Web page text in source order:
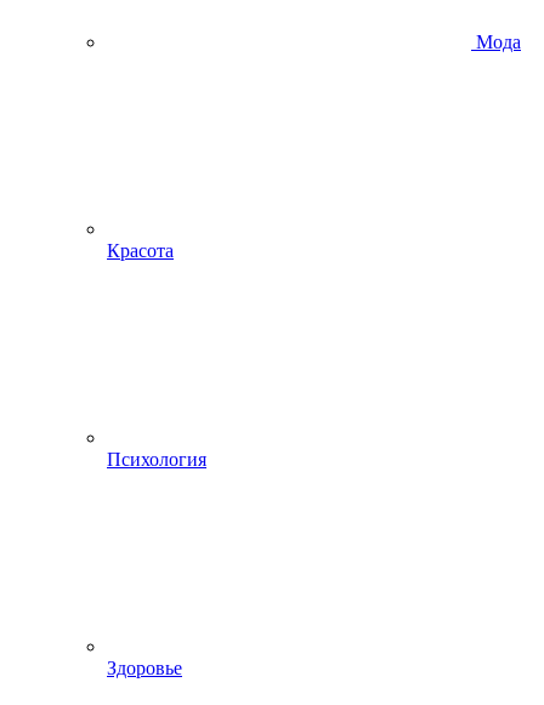
Мода
Красота
Психология
Здоровье